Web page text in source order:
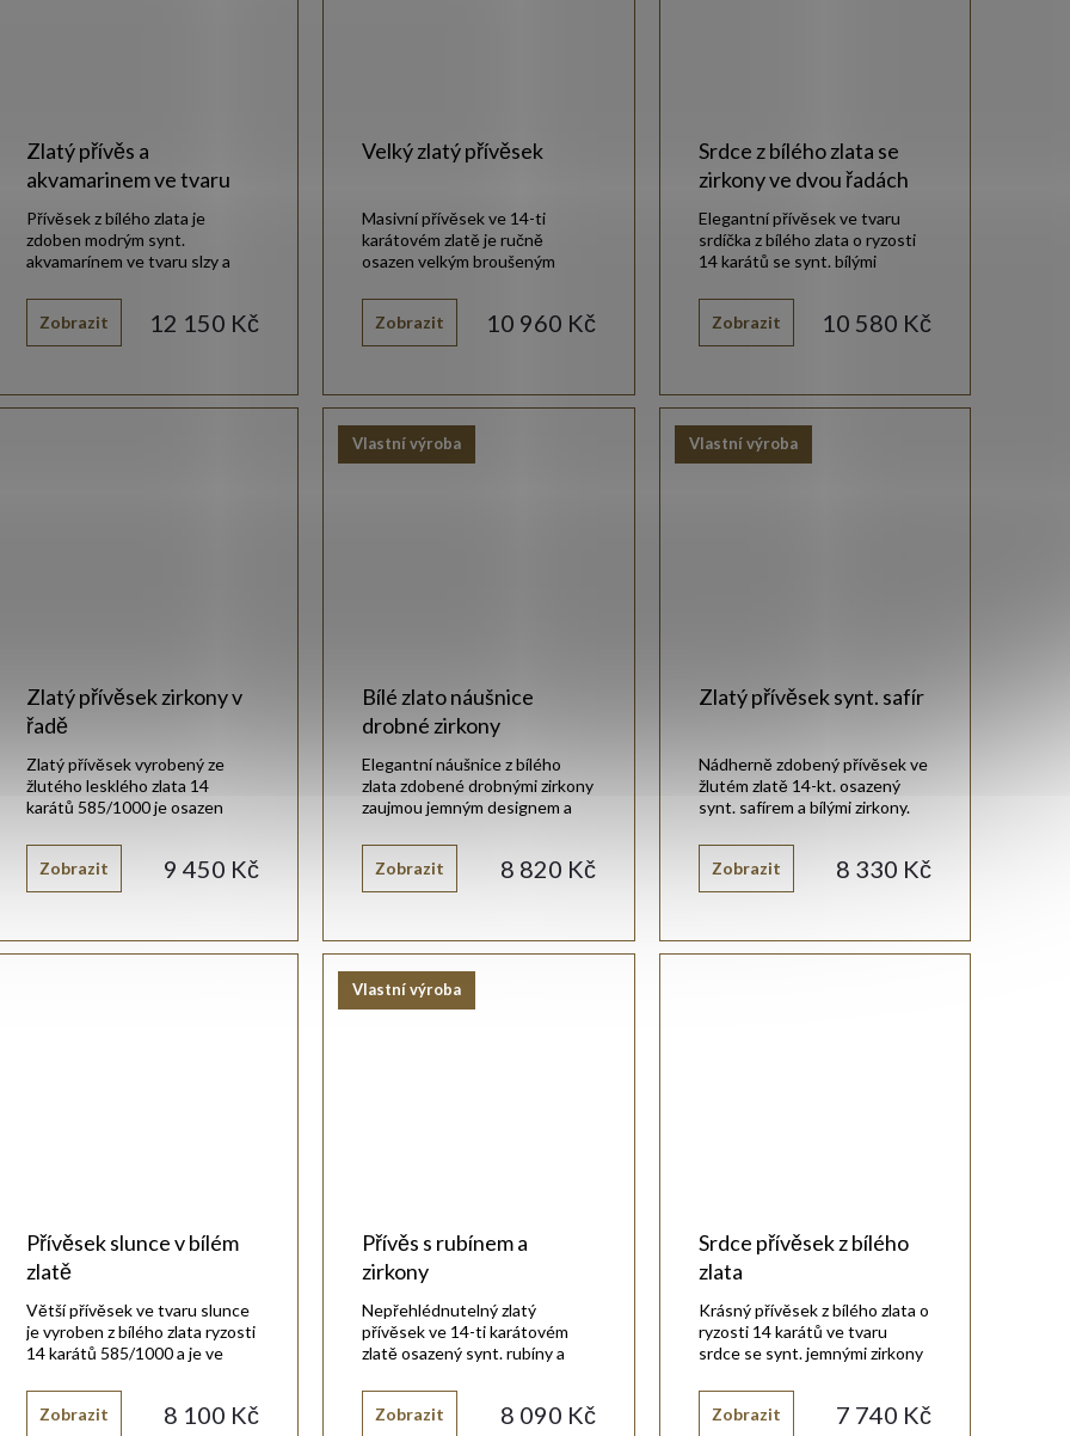
Zlatý přívěs a
akvamarinem ve tvaru
slzy
12 150 Kč
Zobrazit
Přívěsek z bílého zlata je
zdoben modrým synt.
akvamarínem ve tvaru slzy a
Velký zlatý přívěsek
10 960 Kč
Zobrazit
Masivní přívěsek ve 14-ti
karátovém zlatě je ručně
osazen velkým broušeným
Srdce z bílého zlata se
zirkony ve dvou řadách
10 580 Kč
Zobrazit
Elegantní přívěsek ve tvaru
srdíčka z bílého zlata o ryzosti
14 karátů se synt. bílými
Zlatý přívěsek zirkony v
řadě
9 450 Kč
Zobrazit
Zlatý přívěsek vyrobený ze
žlutého lesklého zlata 14
karátů 585/1000 je osazen
Vlastní výroba
Bílé zlato náušnice
drobné zirkony
8 820 Kč
Zobrazit
Elegantní náušnice z bílého
zlata zdobené drobnými zirkony
zaujmou jemným designem a
pro každodenní nošení.
Vlastní výroba
Zlatý přívěsek synt. safír
8 330 Kč
Zobrazit
Nádherně zdobený přívěsek ve
žlutém zlatě 14-kt. osazený
synt. safírem a bílými zirkony.
Přívěsek slunce v bílém
zlatě
8 100 Kč
Zobrazit
Větší přívěsek ve tvaru slunce
je vyroben z bílého zlata ryzosti
14 karátů 585/1000 a je ve
Vlastní výroba
Přívěs s rubínem a
zirkony
8 090 Kč
Zobrazit
Nepřehlédnutelný zlatý
přívěsek ve 14-ti karátovém
zlatě osazený synt. rubíny a
Srdce přívěsek z bílého
zlata
7 740 Kč
Zobrazit
Krásný přívěsek z bílého zlata o
ryzosti 14 karátů ve tvaru
srdce se synt. jemnými zirkony